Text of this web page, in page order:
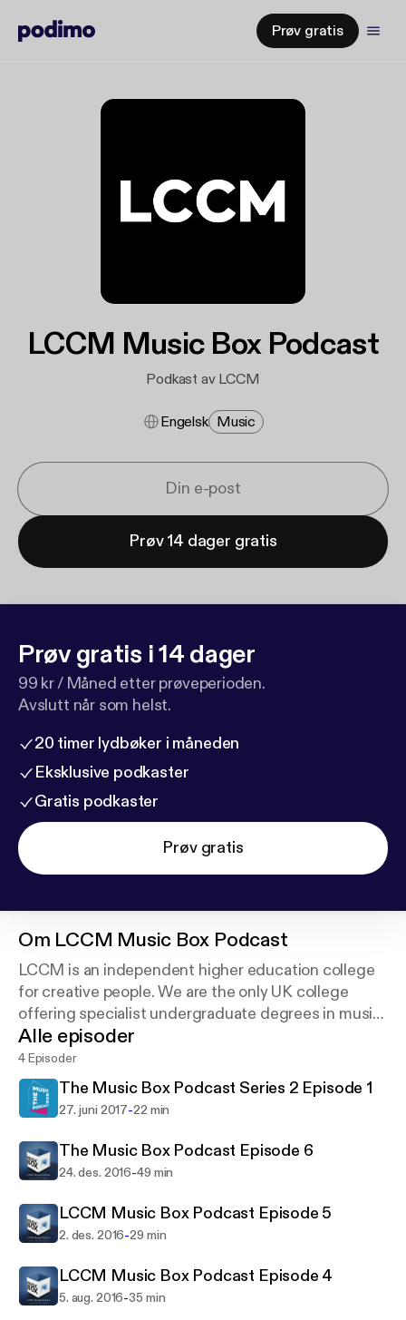
Prøv gratis
LCCM Music Box Podcast
Podkast av LCCM
Engelsk Music
Prøv 14 dager gratis
Prøv gratis i 14 dager
99 kr / Måned etter prøveperioden.
Avslutt når som helst.
20 timer lydbøker i måneden
Eksklusive podkaster
Gratis podkaster
Prøv gratis
Om LCCM Music Box Podcast
LCCM is an independent higher education college
for creative people. We are the only UK college
offering specialist undergraduate degrees in music,
words and code along with a postgraduate degree
in creative entrepreneurship.
Alle episoder
4 Episoder
The Music Box Podcast Series 2 Episode 1
27. juni 2017-22 min
The Music Box Podcast Episode 6
24. des. 2016-49 min
LCCM Music Box Podcast Episode 5
2. des. 2016-29 min
LCCM Music Box Podcast Episode 4
5. aug. 2016-35 min